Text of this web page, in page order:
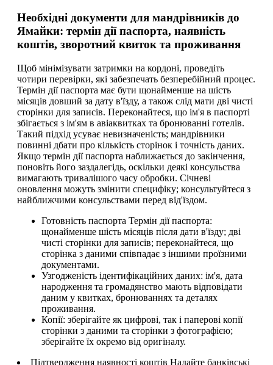
Необхідні документи для мандрівників до
Ямайки: термін дії паспорта, наявність
коштів, зворотний квиток та проживання
Щоб мінімізувати затримки на кордоні, проведіть
чотири перевірки, які забезпечать безперебійний процес.
Термін дії паспорта має бути щонайменше на шість
місяців довший за дату в'їзду, а також слід мати дві чисті
сторінки для записів. Переконайтеся, що ім'я в паспорті
збігається з ім'ям в авіаквитках та бронюванні готелів.
Такий підхід усуває невизначеність; мандрівники
повинні дбати про кількість сторінок і точність даних.
Якщо термін дії паспорта наближається до закінчення,
поновіть його заздалегідь, оскільки деякі консульства
вимагають тривалішого часу обробки. Січневі
оновлення можуть змінити специфіку; консультуйтеся з
найближчими консульствами перед від'їздом.
Готовність паспорта Термін дії паспорта:
щонайменше шість місяців після дати в'їзду; дві
чисті сторінки для записів; переконайтеся, що
сторінка з даними співпадає з іншими проїзними
документами.
Узгодженість ідентифікаційних даних: ім'я, дата
народження та громадянство мають відповідати
даним у квитках, бронюваннях та деталях
проживання.
Копії: зберігайте як цифрові, так і паперові копії
сторінки з даними та сторінки з фотографією;
зберігайте їх окремо від оригіналу.
Підтвердження наявності коштів Надайте банківські